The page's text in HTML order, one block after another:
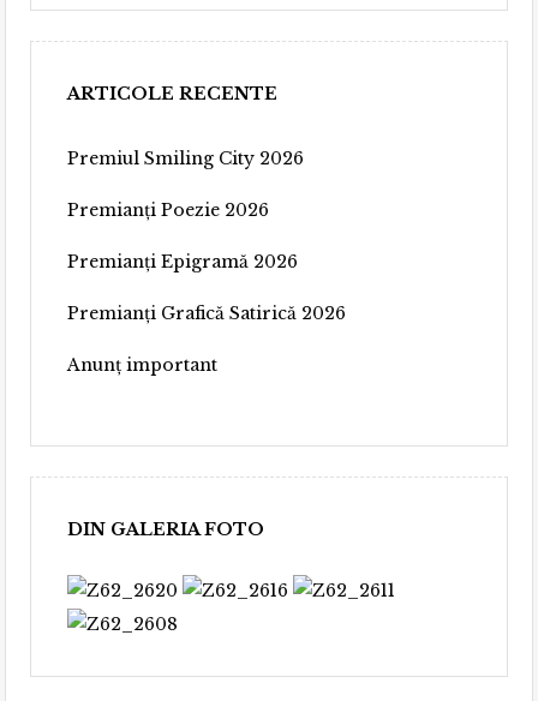
ARTICOLE RECENTE
Premiul Smiling City 2026
Premianți Poezie 2026
Premianți Epigramă 2026
Premianți Grafică Satirică 2026
Anunț important
DIN GALERIA FOTO